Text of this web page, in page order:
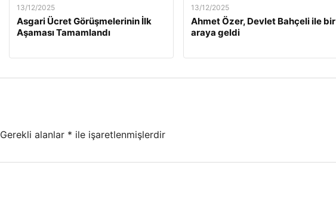
13/12/2025
Asgari Ücret Görüşmelerinin İlk
Aşaması Tamamlandı
13/12/2025
Ahmet Özer, Devlet Bahçeli ile bir
araya geldi
Gerekli alanlar * ile işaretlenmişlerdir